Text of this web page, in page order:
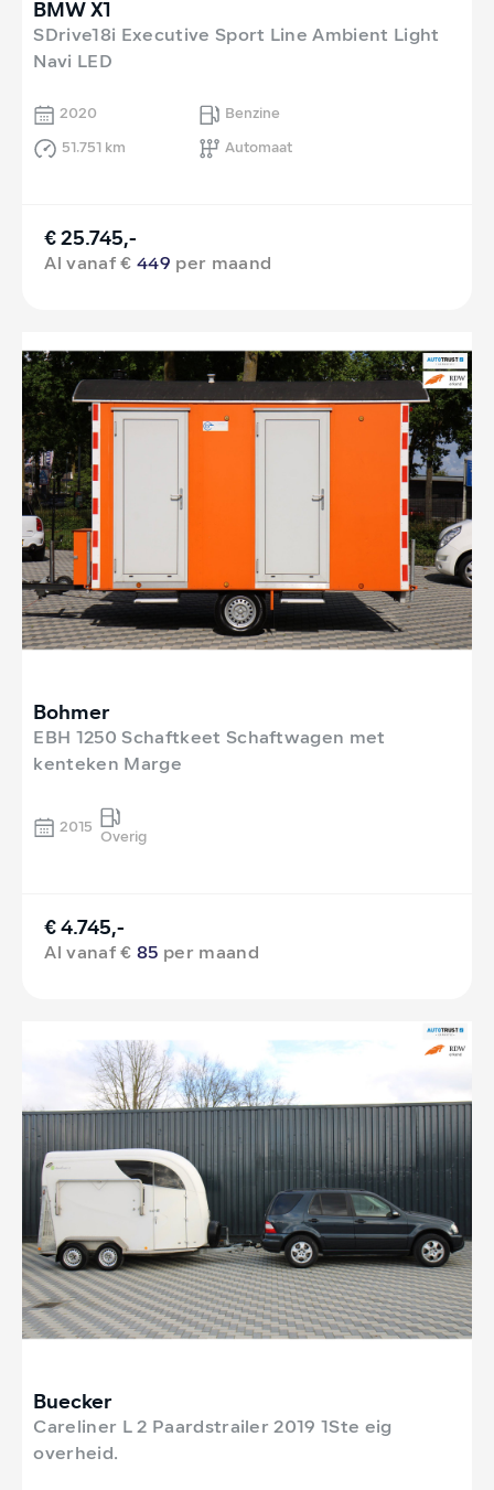
BMW X1
SDrive18i Executive Sport Line Ambient Light
Navi LED
2020
Benzine
51.751 km
Automaat
€ 25.745,-
Al vanaf €449 per maand
Bohmer
EBH 1250 Schaftkeet Schaftwagen met
kenteken Marge
2015 Overig
€ 4.745,-
Al vanaf €85 per maand
Buecker
Careliner L 2 Paardstrailer 2019 1Ste eig
overheid.